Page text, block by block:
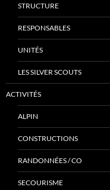
STRUCTURE
RESPONSABLES
UNITÉS
LES SILVER SCOUTS
ACTIVITÉS
ALPIN
CONSTRUCTIONS
RANDONNÉES / CO
SECOURISME